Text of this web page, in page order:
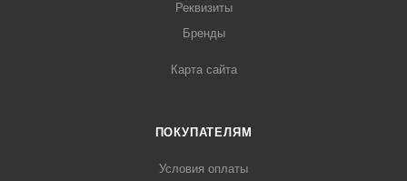
Реквизиты
Бренды
Карта сайта
ПОКУПАТЕЛЯМ
Условия оплаты